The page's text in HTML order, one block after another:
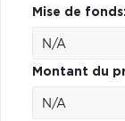
Mise de fonds:
Montant du